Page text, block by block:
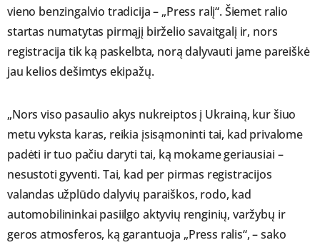
vieno benzingalvio tradicija – „Press ralį“. Šiemet ralio
startas numatytas pirmąjį birželio savaitgalį ir, nors
registracija tik ką paskelbta, norą dalyvauti jame pareiškė
jau kelios dešimtys ekipažų.
„Nors viso pasaulio akys nukreiptos į Ukrainą, kur šiuo
metu vyksta karas, reikia įsisąmoninti tai, kad privalome
padėti ir tuo pačiu daryti tai, ką mokame geriausiai –
nesustoti gyventi. Tai, kad per pirmas registracijos
valandas užplūdo dalyvių paraiškos, rodo, kad
automobilininkai pasiilgo aktyvių renginių, varžybų ir
geros atmosferos, ką garantuoja „Press ralis“, – sako